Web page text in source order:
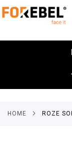
HOME ROZE